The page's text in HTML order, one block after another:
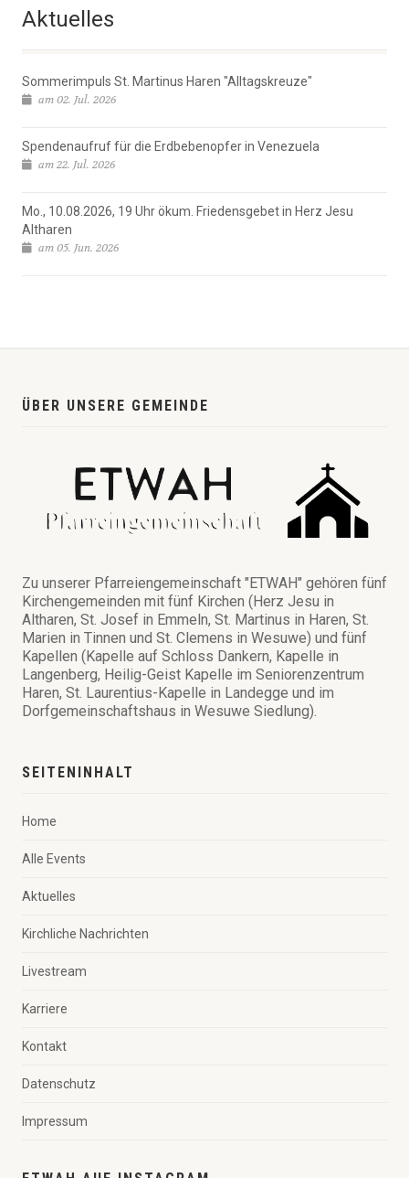
Aktuelles
Sommerimpuls St. Martinus Haren "Alltagskreuze"
am 02. Jul. 2026
Spendenaufruf für die Erdbebenopfer in Venezuela
am 22. Jul. 2026
Mo., 10.08.2026, 19 Uhr ökum. Friedensgebet in Herz Jesu
Altharen
am 05. Jun. 2026
ÜBER UNSERE GEMEINDE
Zu unserer Pfarreiengemeinschaft "ETWAH" gehören fünf
Kirchengemeinden mit fünf Kirchen (Herz Jesu in
Altharen, St. Josef in Emmeln, St. Martinus in Haren, St.
Marien in Tinnen und St. Clemens in Wesuwe) und fünf
Kapellen (Kapelle auf Schloss Dankern, Kapelle in
Langenberg, Heilig-Geist Kapelle im Seniorenzentrum
Haren, St. Laurentius-Kapelle in Landegge und im
Dorfgemeinschaftshaus in Wesuwe Siedlung).
SEITENINHALT
Home
Alle Events
Aktuelles
Kirchliche Nachrichten
Livestream
Karriere
Kontakt
Datenschutz
Impressum